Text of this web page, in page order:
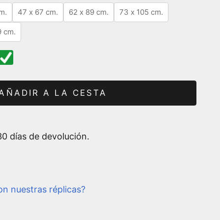
47 x 67 cm. 62 x 89 cm. 73 x 105 cm.
cm.
A LA CESTA
días de devolución.
nuestras réplicas?